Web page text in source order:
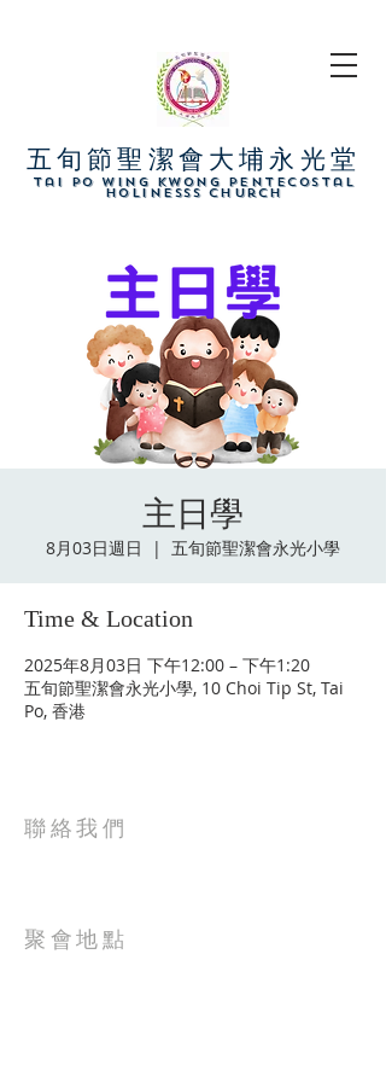
五旬節聖潔會大埔永光堂
​Tai Po Wing Kwong Pentecostal
Holinesss Church
主日學
8月03日週日
  |
五旬節聖潔會永光小學
Time & Location
2025年8月03日 下午12:00 – 下午1:20
五旬節聖潔會永光小學, 10 Choi Tip St, Tai
Po, 香港
聯絡我們
聚會地點